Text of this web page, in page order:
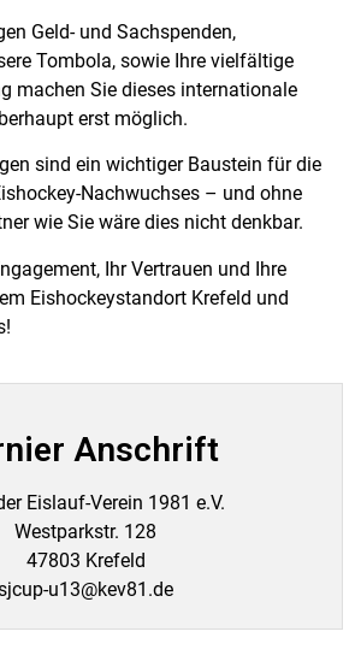
Geld- und Sachspenden,
Tombola, sowie Ihre vielfältige
machen Sie dieses internationale
erst möglich.
sind ein wichtiger Baustein für die
Nachwuchses – und ohne
wie Sie wäre dies nicht denkbar.
Ihr Vertrauen und Ihre
Eishockeystandort Krefeld und
Anschrift
Eislauf-Verein 1981 e.V.
Westparkstr. 128
47803 Krefeld
u13@kev81.de